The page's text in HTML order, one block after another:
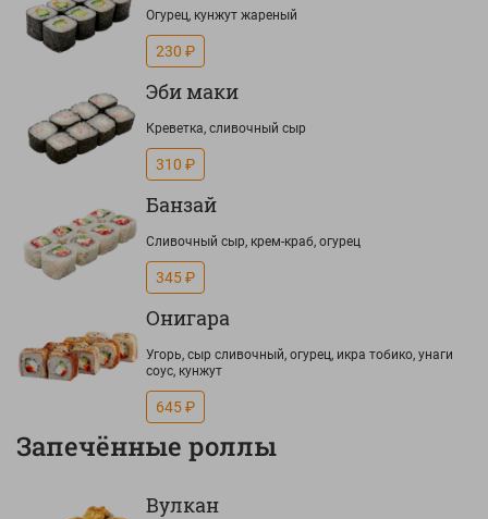
Огурец, кунжут жареный
230 ₽
Эби маки
Креветка, сливочный сыр
310 ₽
Банзай
Сливочный сыр, крем-краб, огурец
345 ₽
Онигара
Угорь, сыр сливочный, огурец, икра тобико, унаги
соус, кунжут
645 ₽
Запечённые роллы
Вулкан